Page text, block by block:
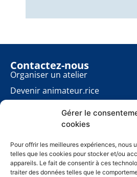
Gérer le
cookies
Pour offrir les meilleures expériences, nous
telles que les cookies pour stocker et/ou
appareils. Le fait de consentir à ces
traiter des données telles que le
Contactez-nous
Organiser un atelier
Devenir animateur.rice
Contact presse
À propos
Mentions légales